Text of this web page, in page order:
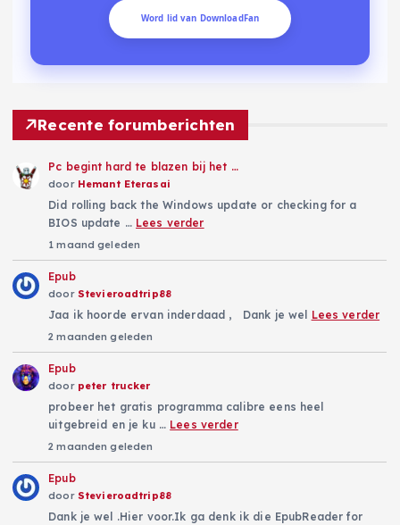
Word lid van DownloadFan
Recente forumberichten
Pc begint hard te blazen bij het …
door Hemant Eterasai
Did rolling back the Windows update or checking for a
BIOS update … Lees verder
1 maand geleden
Epub
door Stevieroadtrip88
Jaa ik hoorde ervan inderdaad , Dank je wel Lees verder
2 maanden geleden
Epub
door peter trucker
probeer het gratis programma calibre eens heel
uitgebreid en je ku … Lees verder
2 maanden geleden
Epub
door Stevieroadtrip88
Dank je wel .Hier voor.Ik ga denk ik die EpubReader for